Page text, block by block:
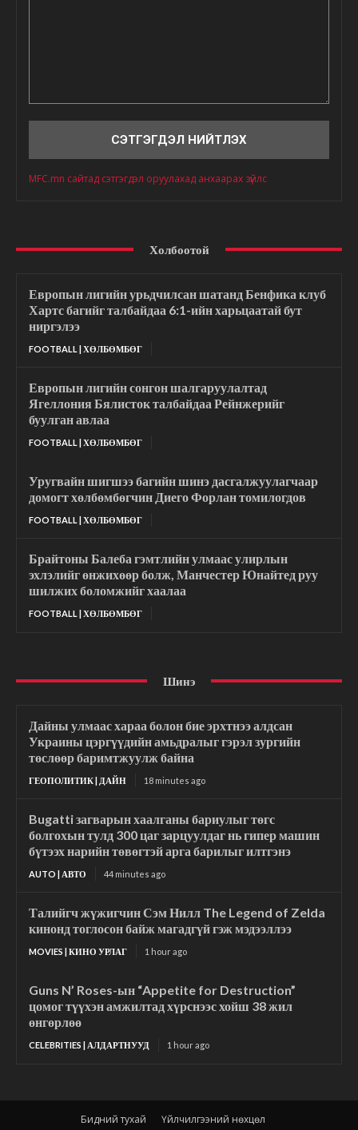
MFC.mn сайтад сэтгэгдэл оруулахад анхаарах зүйлс
Холбоотой
Европын лигийн урьдчилсан шатанд Бенфика клуб
Хартс багийг талбайдаа 6:1-ийн харьцаатай бут
ниргэлээ
FOOTBALL | ХӨЛБӨМБӨГ
Европын лигийн сонгон шалгаруулалтад
Ягеллония Бялисток талбайдаа Рейнжерийг
буулган авлаа
FOOTBALL | ХӨЛБӨМБӨГ
Уругвайн шигшээ багийн шинэ дасгалжуулагчаар
домогт хөлбөмбөгчин Диего Форлан томилогдов
FOOTBALL | ХӨЛБӨМБӨГ
Брайтоны Балеба гэмтлийн улмаас улирлын
эхлэлийг өнжихөөр болж, Манчестер Юнайтед руу
шилжих боломжийг хаалаа
FOOTBALL | ХӨЛБӨМБӨГ
Шинэ
Дайны улмаас хараа болон бие эрхтнээ алдсан
Украины цэргүүдийн амьдралыг гэрэл зургийн
төслөөр баримтжуулж байна
ГЕОПОЛИТИК | ДАЙН 18 minutes ago
Bugatti загварын хаалганы бариулыг төгс
болгохын тулд 300 цаг зарцуулдаг нь гипер машин
бүтээх нарийн төвөгтэй арга барилыг илтгэнэ
AUTO | АВТО 44 minutes ago
Талийгч жүжигчин Сэм Нилл The Legend of Zelda
кинонд тоглосон байж магадгүй гэж мэдээллээ
MOVIES | КИНО УРЛАГ 1 hour ago
Guns N’ Roses-ын “Appetite for Destruction”
цомог түүхэн амжилтад хүрснээс хойш 38 жил
өнгөрлөө
CELEBRITIES | АЛДАРТНУУД 1 hour ago
Бидний тухай
Үйлчилгээний нөхцөл